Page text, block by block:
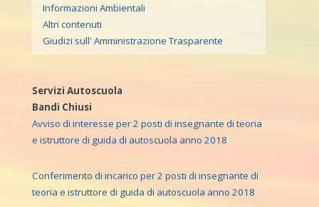
Informazioni Ambientali
Altri contenuti
Giudizi sull' Amministrazione Trasparente
Servizi Autoscuola
Bandi Chiusi
Avviso di interesse per 2 posti di insegnante di teoria
e istruttore di guida di autoscuola anno 2018
Conferimento di incarico per 2 posti di insegnante di
teoria e istruttore di guida di autoscuola anno 2018